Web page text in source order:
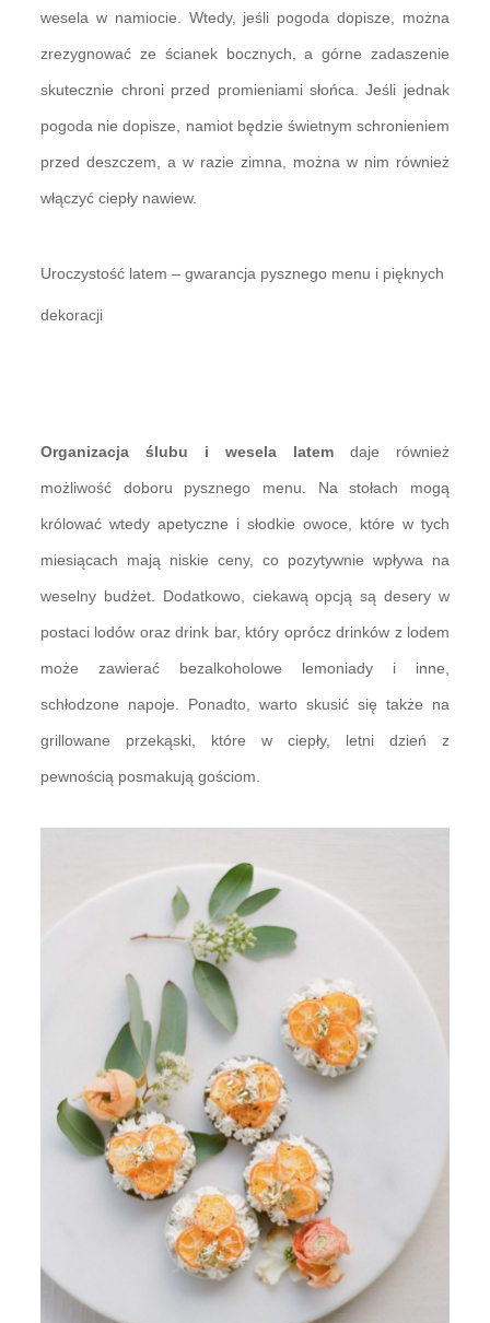
wesela w namiocie. Wtedy, jeśli pogoda dopisze, można
zrezygnować ze ścianek bocznych, a górne zadaszenie
skutecznie chroni przed promieniami słońca. Jeśli jednak
pogoda nie dopisze, namiot będzie świetnym schronieniem
przed deszczem, a w razie zimna, można w nim również
włączyć ciepły nawiew.
Uroczystość latem – gwarancja pysznego menu i pięknych
dekoracji
Organizacja ślubu i wesela latem daje również
możliwość doboru pysznego menu. Na stołach mogą
królować wtedy apetyczne i słodkie owoce, które w tych
miesiącach mają niskie ceny, co pozytywnie wpływa na
weselny budżet. Dodatkowo, ciekawą opcją są desery w
postaci lodów oraz drink bar, który oprócz drinków z lodem
może zawierać bezalkoholowe lemoniady i inne,
schłodzone napoje. Ponadto, warto skusić się także na
grillowane przekąski, które w ciepły, letni dzień z
pewnością posmakują gościom.